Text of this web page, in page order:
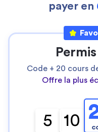
payer en
Code + 20 cours
Offre la plus
5 10